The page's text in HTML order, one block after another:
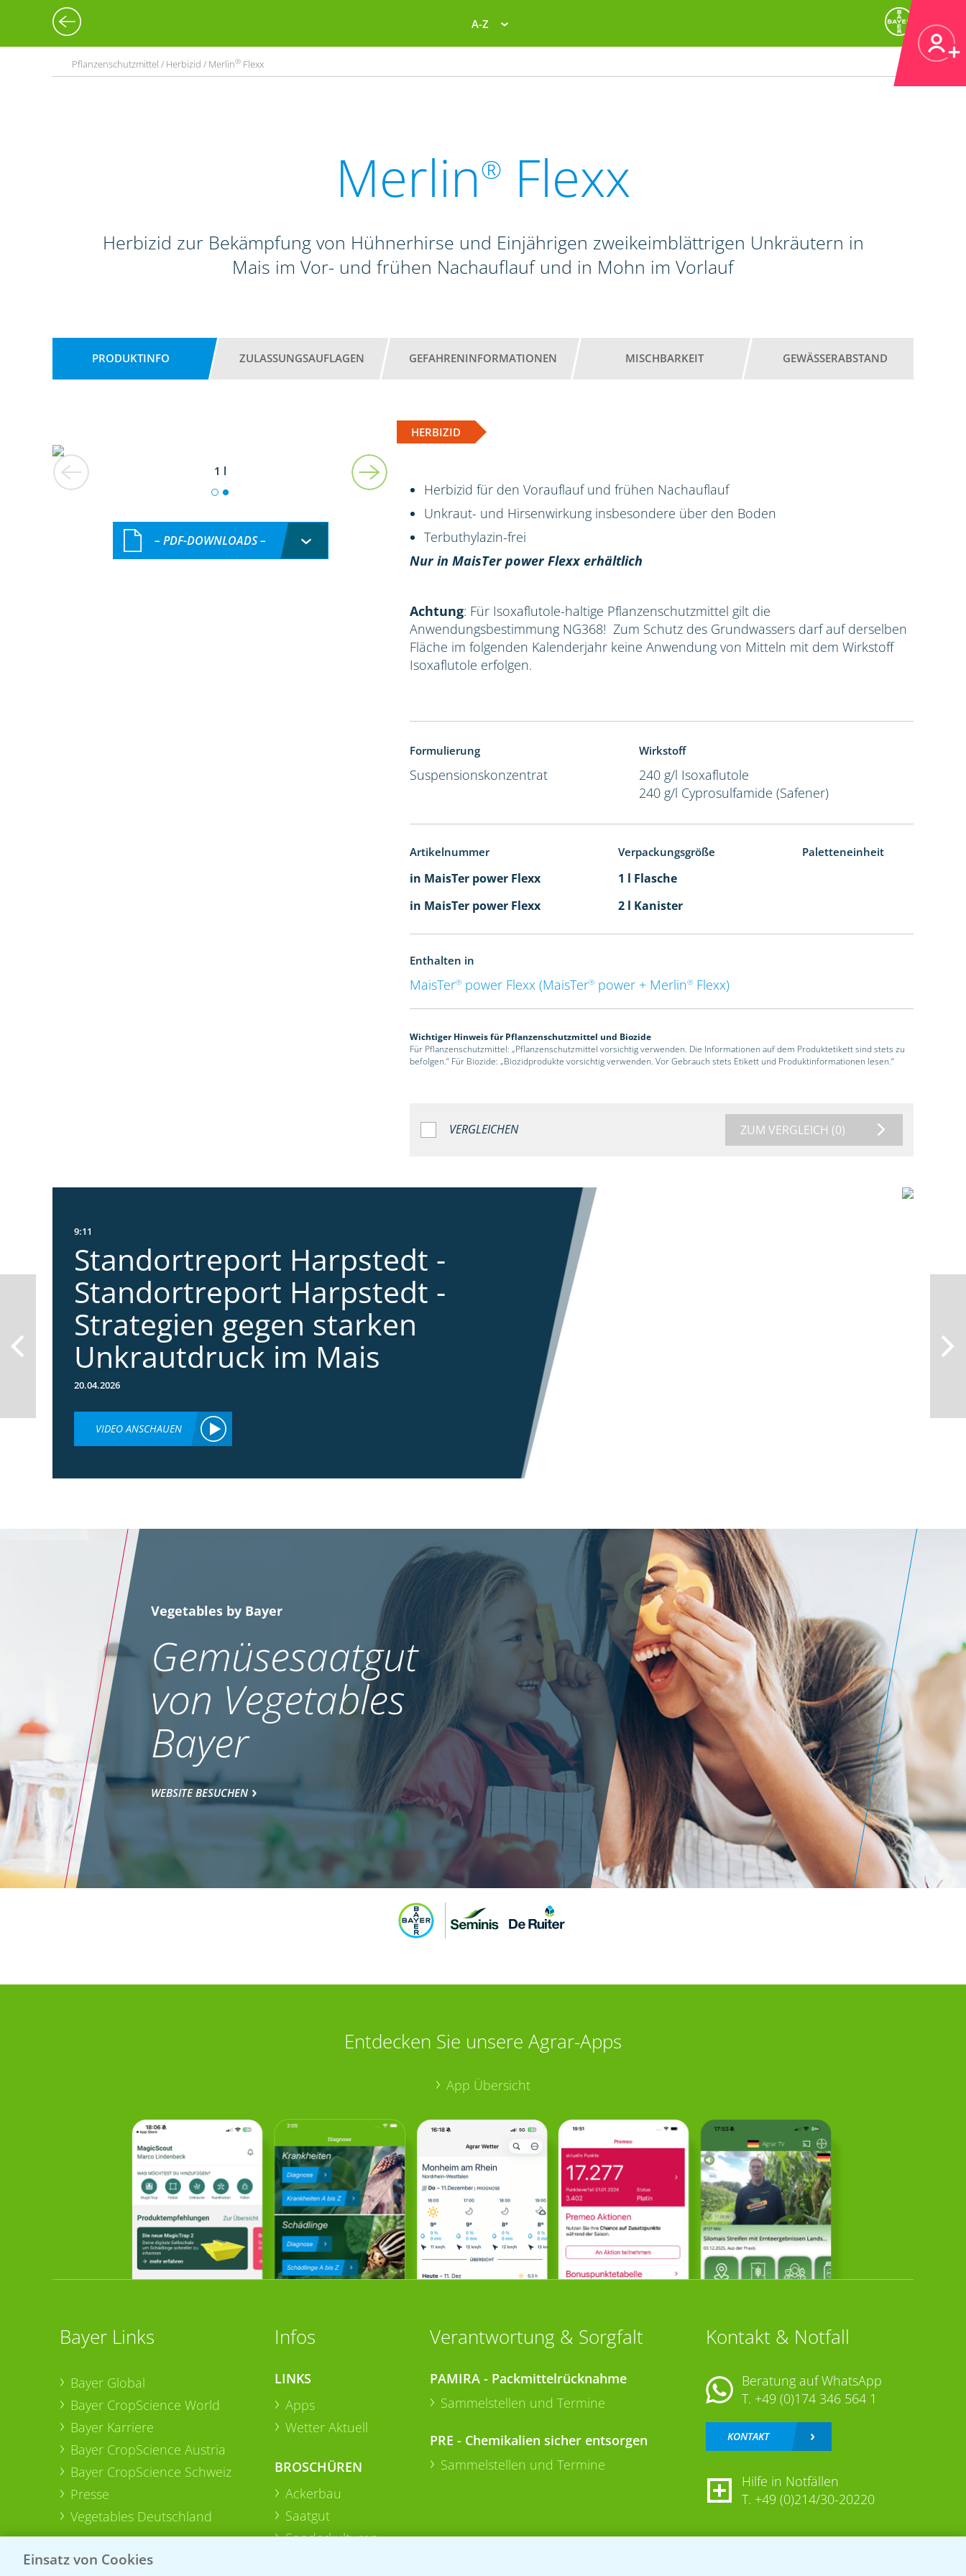
A-Z
Pflanzenschutzmittel / Herbizid / Merlin® Flexx
Merlin® Flexx
Herbizid zur Bekämpfung von Hühnerhirse und Einjährigen zweikeimblättrigen Unkräutern in
Mais im Vor- und frühen Nachauflauf und in Mohn im Vorlauf
PRODUKTINFO ZULASSUNGSAUFLAGEN GEFAHRENINFORMATIONEN MISCHBARKEIT GEWÄSSERABSTAND
HERBIZID
1 l
– PDF-DOWNLOADS –
Herbizid für den Vorauflauf und frühen Nachauflauf
Unkraut- und Hirsenwirkung insbesondere über den Boden
Terbuthylazin-frei
Nur in MaisTer power Flexx erhältlich
Achtung: Für Isoxaflutole-haltige Pflanzenschutzmittel gilt die
Anwendungsbestimmung NG368! Zum Schutz des Grundwassers darf auf derselben
Fläche im folgenden Kalenderjahr keine Anwendung von Mitteln mit dem Wirkstoff
Isoxaflutole erfolgen.
Formulierung
Suspensionskonzentrat
Wirkstoff
240 g/l Isoxaflutole
240 g/l Cyprosulfamide (Safener)
Artikelnummer Verpackungsgröße Paletteneinheit
in MaisTer power Flexx
1 l Flasche
in MaisTer power Flexx
2 l Kanister
Enthalten in
MaisTer® power Flexx (MaisTer® power + Merlin® Flexx)
Wichtiger Hinweis für Pflanzenschutzmittel und Biozide
Für Pflanzenschutzmittel: „Pflanzenschutzmittel vorsichtig verwenden. Die Informationen auf dem Produktetikett sind stets zu
befolgen.“ Für Biozide: „Biozidprodukte vorsichtig verwenden. Vor Gebrauch stets Etikett und Produktinformationen lesen.“
VERGLEICHEN ZUM VERGLEICH (0)
9:11
Standortreport Harpstedt -
Standortreport Harpstedt -
Strategien gegen starken
Unkrautdruck im Mais
20.04.2026
VIDEO ANSCHAUEN
Vegetables by Bayer
Gemüsesaatgut
von Vegetables
Bayer
WEBSITE BESUCHEN
Entdecken Sie unsere Agrar-Apps
App Übersicht
Bayer Links
Bayer Global
Bayer CropScience World
Bayer Karriere
Bayer CropScience Austria
Bayer CropScience Schweiz
Presse
Vegetables Deutschland
Infos
LINKS
Apps
Wetter Aktuell
BROSCHÜREN
Ackerbau
Saatgut
Sonderkulturen
Verantwortung & Sorgfalt
PAMIRA - Packmittelrücknahme
Sammelstellen und Termine
PRE - Chemikalien sicher entsorgen
Sammelstellen und Termine
Kontakt & Notfall
Beratung auf WhatsApp
T. +49 (0)174 346 564 1
KONTAKT
Hilfe in Notfällen
T. +49 (0)214/30-20220
Einsatz von Cookies